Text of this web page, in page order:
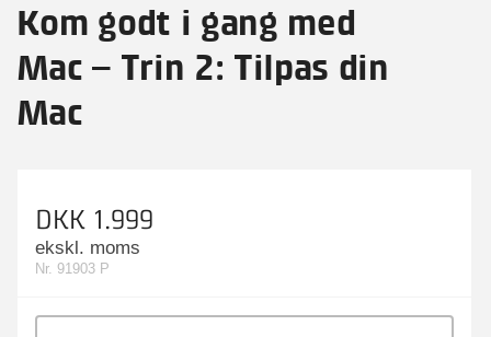
Kom godt i gang med
Mac – Trin 2: Tilpas din
Mac
DKK 1.999
ekskl. moms
Nr. 91903 P